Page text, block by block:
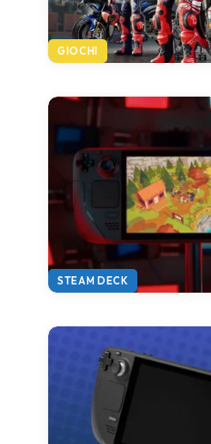
GIOCHI
STEAM DECK